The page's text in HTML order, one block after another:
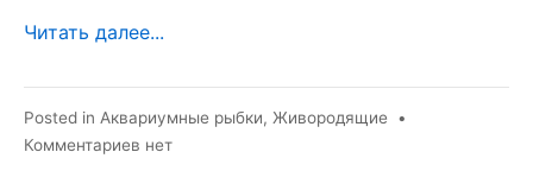
Читать далее...
Posted in Аквариумные рыбки, Живородящие •
Комментариев кнет